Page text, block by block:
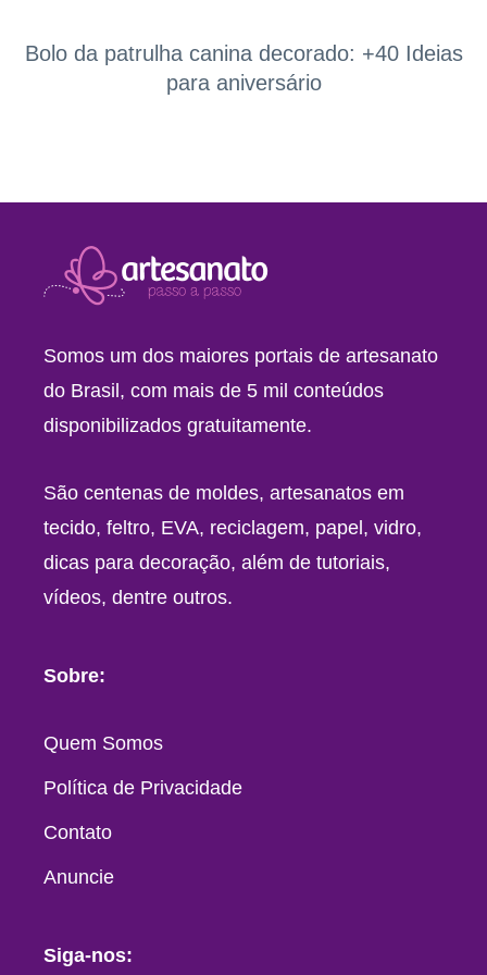
Bolo da patrulha canina decorado: +40 Ideias
para aniversário
Somos um dos maiores portais de artesanato
do Brasil, com mais de 5 mil conteúdos
disponibilizados gratuitamente.
São centenas de moldes, artesanatos em
tecido, feltro, EVA, reciclagem, papel, vidro,
dicas para decoração, além de tutoriais,
vídeos, dentre outros.
Sobre:
Quem Somos
Política de Privacidade
Contato
Anuncie
Siga-nos: